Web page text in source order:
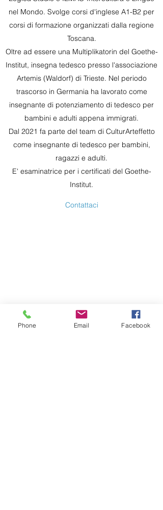
nel Mondo. Svolge corsi d'inglese A1-B2 per
corsi di formazione organizzati dalla regione
Toscana.
Oltre ad essere una Multiplikatorin del Goethe-
Institut, insegna tedesco presso l'associazione
Artemis (Waldorf) di Trieste. Nel periodo
trascorso in Germania ha lavorato come
insegnante di potenziamento di tedesco per
bambini e adulti appena immigrati.
Dal 2021 fa parte del team di CulturArteffetto
come insegnante di tedesco per bambini,
ragazzi e adulti.
E' esaminatrice per i certificati del Goethe-
Institut.
Contattaci
Phone Email Facebook